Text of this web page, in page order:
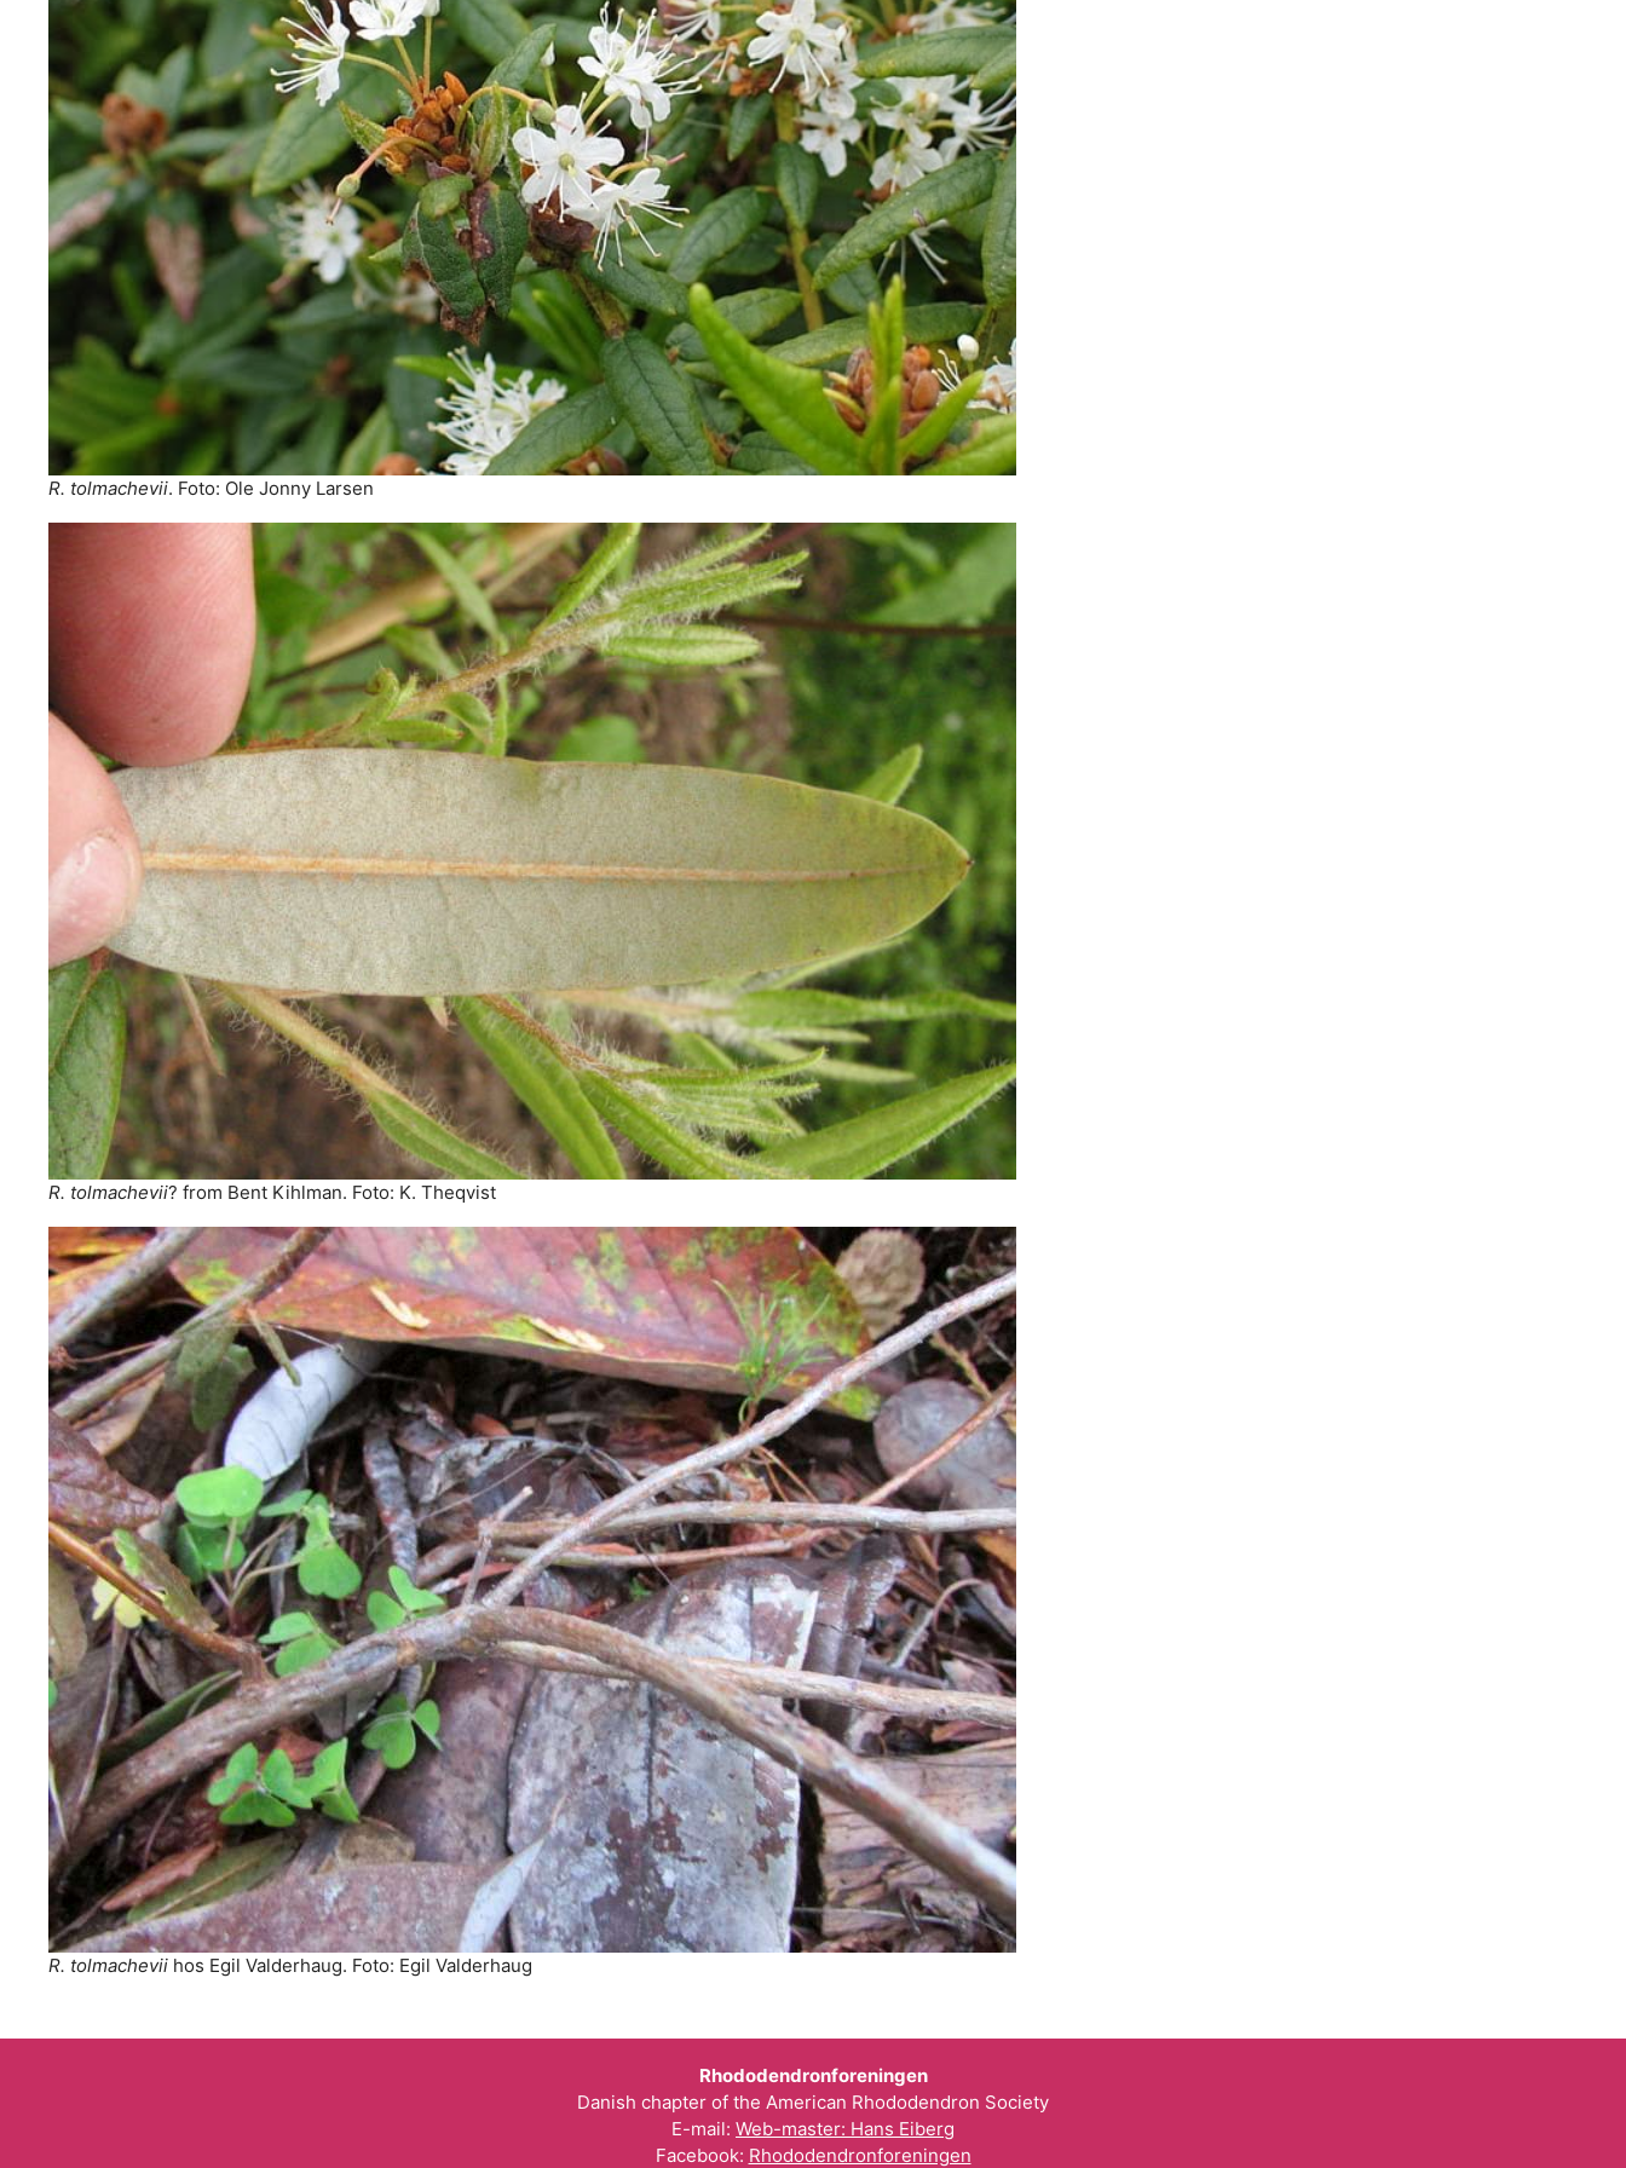
R. tolmachevii. Foto: Ole Jonny Larsen
R. tolmachevii? from Bent Kihlman. Foto: K. Theqvist
R. tolmachevii hos Egil Valderhaug. Foto: Egil Valderhaug
Rhododendronforeningen
Danish chapter of the American Rhododendron Society
E-mail: Web-master: Hans Eiberg
Facebook: Rhododendronforeningen